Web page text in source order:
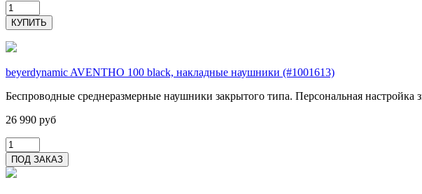
beyerdynamic AVENTHO 100 black, накладные наушники (#1001613)
Беспроводные среднеразмерные наушники закрытого типа. Персональная
26 990 руб